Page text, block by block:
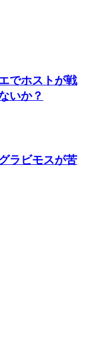
でホストが戦
いか？
ラビモスが苦